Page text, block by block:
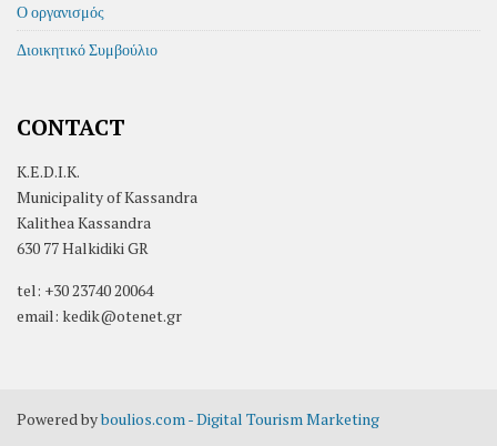
Ο οργανισμός
Διοικητικό Συμβούλιο
CONTACT
K.E.D.I.K.
Municipality of Kassandra
Kalithea Kassandra
630 77 Halkidiki GR
tel: +30 23740 20064
email: kedik@otenet.gr
Powered byboulios.com - Digital Tourism Marketing